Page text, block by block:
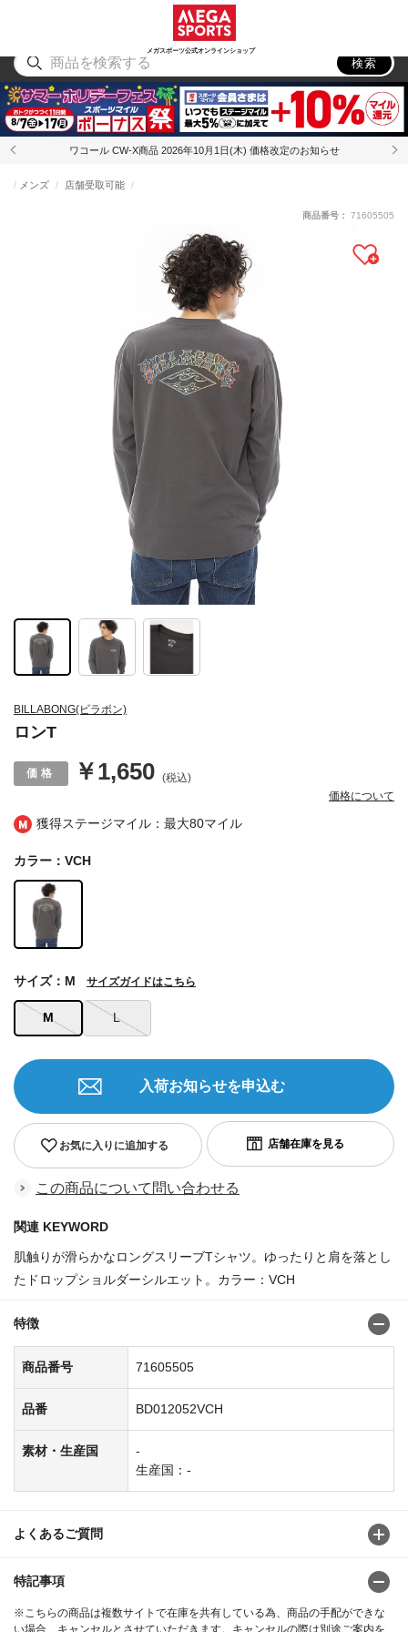
メガスポーツ公式オンラインショップ
アウトドア
検索
ワコール CW-X商品 2026年10月1日(木) 価格改定のお知らせ
獲得ステージマイル：最大80マイル
BILLABONG(ビラボン)
ロンT
メンズ 店舗受取可能
￥1,650 (税込)
価格について
商品番号： 71605505
カラー：VCH
M L
サイズ：M サイズガイドはこちら
お気に入りに追加する
入荷お知らせを申込む
この商品について問い合わせる
関連 KEYWORD
肌触りが滑らかなロングスリーブTシャツ。ゆったりと肩を落とし
たドロップショルダーシルエット。カラー：VCH
特徴
商品番号 71605505
品番 BD012052VCH
素材・生産国
-
生産国：-
よくあるご質問
特記事項
※こちらの商品は複数サイトで在庫を共有している為、商品の手配ができな
い場合、キャンセルとさせていただきます。キャンセルの際は別途ご案内を